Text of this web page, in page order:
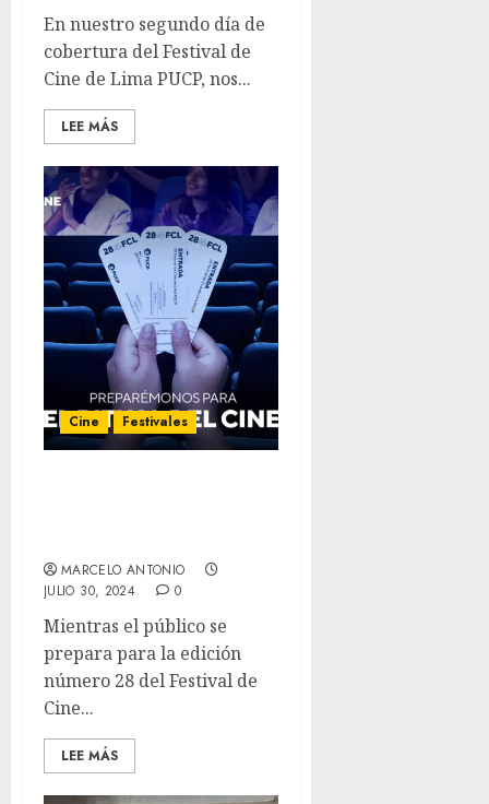
En nuestro segundo día de
cobertura del Festival de
Cine de Lima PUCP, nos...
LEE MÁS
Cine Festivales
MARCELO ANTONIO
JULIO 30, 2024
0
Mientras el público se
prepara para la edición
número 28 del Festival de
Cine...
LEE MÁS